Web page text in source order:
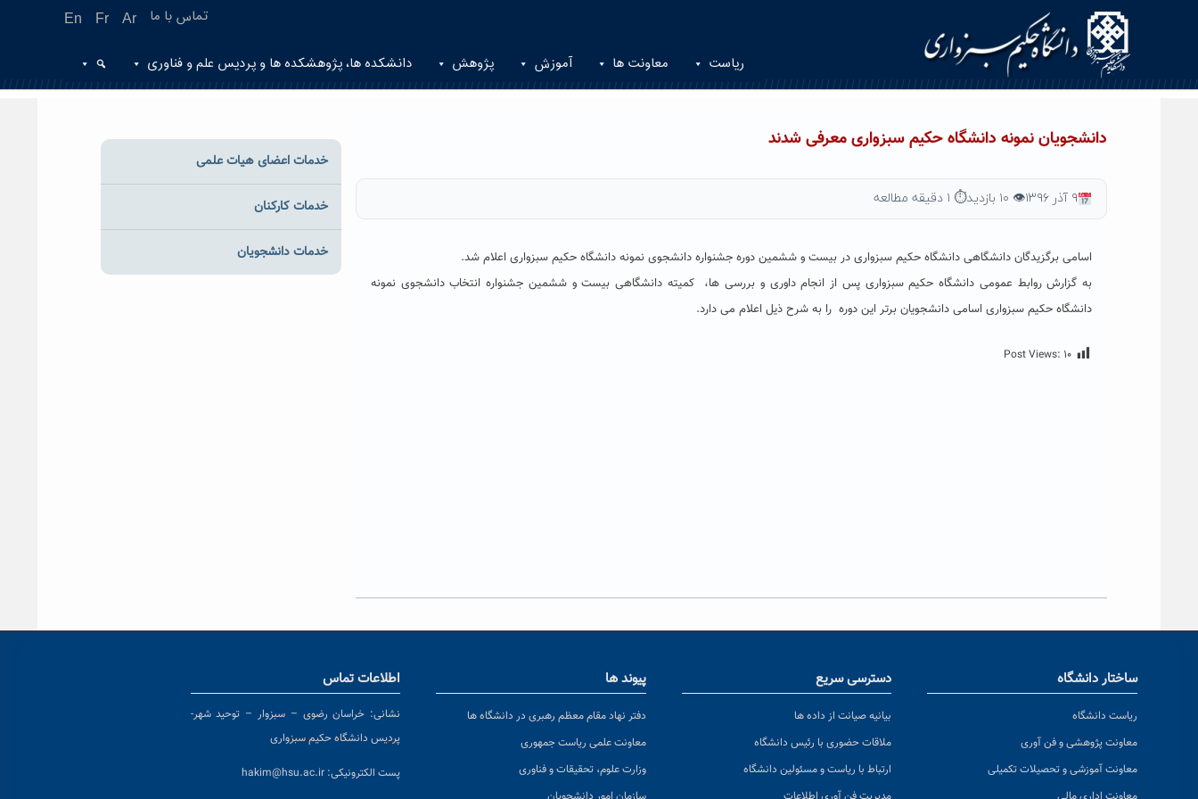
En Fr Ar تماس با ما
ریاست معاونت ها آموزش پژوهش دانشکده ها، پژوهشکده ها و پردیس علم و فناوری
دانشجویان نمونه دانشگاه حکیم سبزواری معرفی شدند
۹ آذر ۱۳۹۶ 👁 ۱۰ بازدید ⏱ ۱ دقیقه مطالعه
اسامی برگزیدگان دانشگاهی دانشگاه حکیم سبزواری در بیست و ششمین دوره جشنواره دانشجوی نمونه دانشگاه حکیم سبزواری اعلام شد.
به گزارش روابط عمومی دانشگاه حکیم سبزواری پس از انجام داوری و بررسی ها، کمیته دانشگاهی بیست و ششمین جشنواره انتخاب دانشجوی نمونه
دانشگاه حکیم سبزواری اسامی دانشجویان برتر این دوره را به شرح ذیل اعلام می دارد.
Post Views: ۱۰
خدمات اعضای هیات علمی
خدمات کارکنان
خدمات دانشجویان
ساختار دانشگاه
ریاست دانشگاه
معاونت پژوهشی و فن آوری
معاونت آموزشی و تحصیلات تکمیلی
دسترسی سریع
بیانیه صیانت از داده ها
ملاقات حضوری با رئیس دانشگاه
ارتباط با ریاست و مسئولین دانشگاه
پیوند ها
دفتر نهاد مقام معظم رهبری در دانشگاه ها
معاونت علمی ریاست جمهوری
وزارت علوم، تحقیقات و فناوری
اطلاعات تماس
نشانی: خراسان رضوی – سبزوار – توحید شهر-
پردیس دانشگاه حکیم سبزواری
پست الکترونیکی: hakim@hsu.ac.ir